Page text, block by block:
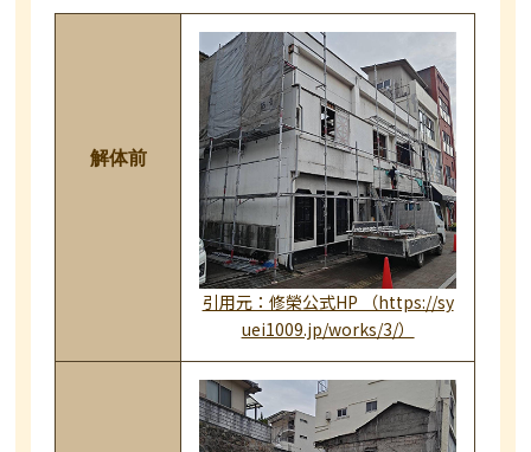
解体前
引用元：修榮公式HP （https://sy
uei1009.jp/works/3/）